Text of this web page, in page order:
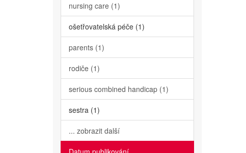
nursing care (1)
ošetřovatelská péče (1)
parents (1)
rodiče (1)
serious combined handicap (1)
sestra (1)
... zobrazit další